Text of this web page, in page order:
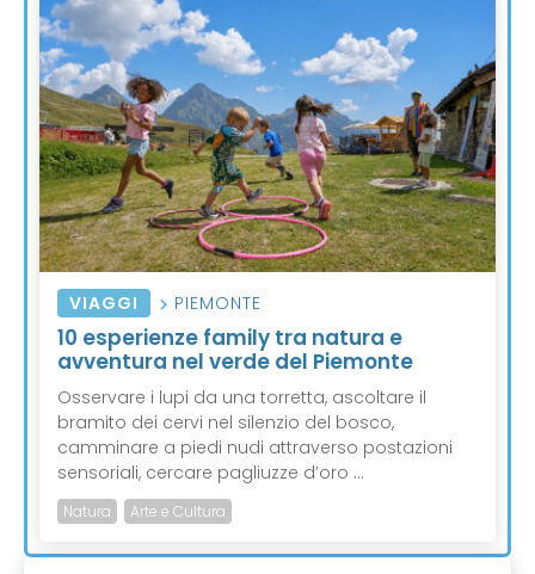
VIAGGI PIEMONTE
10 esperienze family tra natura e
avventura nel verde del Piemonte
Osservare i lupi da una torretta, ascoltare il
bramito dei cervi nel silenzio del bosco,
camminare a piedi nudi attraverso postazioni
sensoriali, cercare pagliuzze d’oro ...
Natura Arte e Cultura